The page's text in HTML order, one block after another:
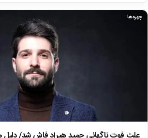
چهره‌ها